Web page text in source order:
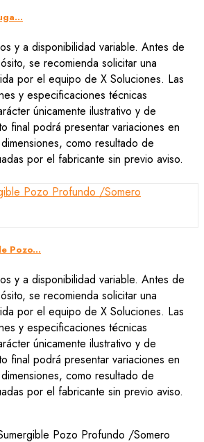
y a disponibilidad variable. Antes de
se recomienda solicitar una
por el equipo de X Soluciones. Las
y especificaciones técnicas
únicamente ilustrativo y de
final podrá presentar variaciones en
como resultado de
por el fabricante sin previo aviso.
Pozo...
y a disponibilidad variable. Antes de
se recomienda solicitar una
por el equipo de X Soluciones. Las
y especificaciones técnicas
únicamente ilustrativo y de
final podrá presentar variaciones en
como resultado de
por el fabricante sin previo aviso.